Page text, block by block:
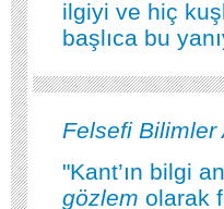
ilgiyi ve hiç
başlıca bu
Felsefi
"Kant’ın bilgi
gözlem olarak